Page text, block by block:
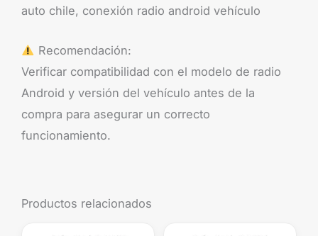
auto chile, conexión radio android vehículo
Recomendación:
Verificar compatibilidad con el modelo de radio
Android y versión del vehículo antes de la
compra para asegurar un correcto
funcionamiento.
Productos relacionados